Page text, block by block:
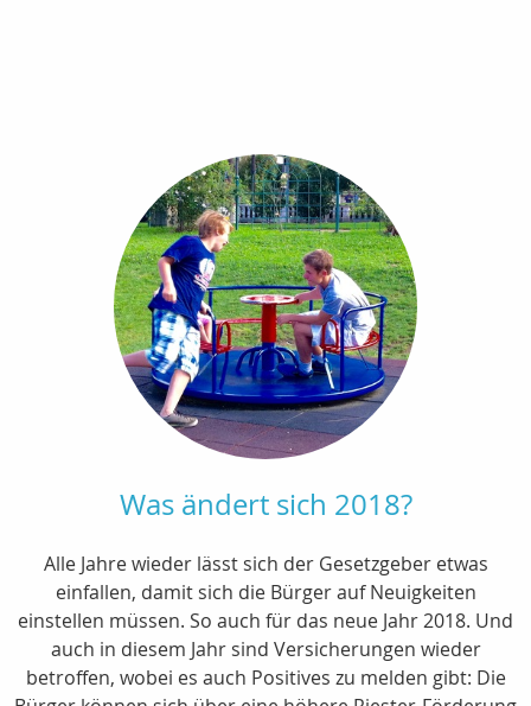
Was ändert sich 2018?
Alle Jahre wieder lässt sich der Gesetzgeber etwas
einfallen, damit sich die Bürger auf Neuigkeiten
einstellen müssen. So auch für das neue Jahr 2018. Und
auch in diesem Jahr sind Versicherungen wieder
betroffen, wobei es auch Positives zu melden gibt: Die